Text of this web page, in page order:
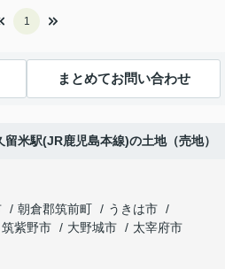
1
まとめてお問い合わせ
留米駅(JR鹿児島本線)の土地（売地）
朝倉郡筑前町
うきは市
筑紫野市 大野城市
太宰府市